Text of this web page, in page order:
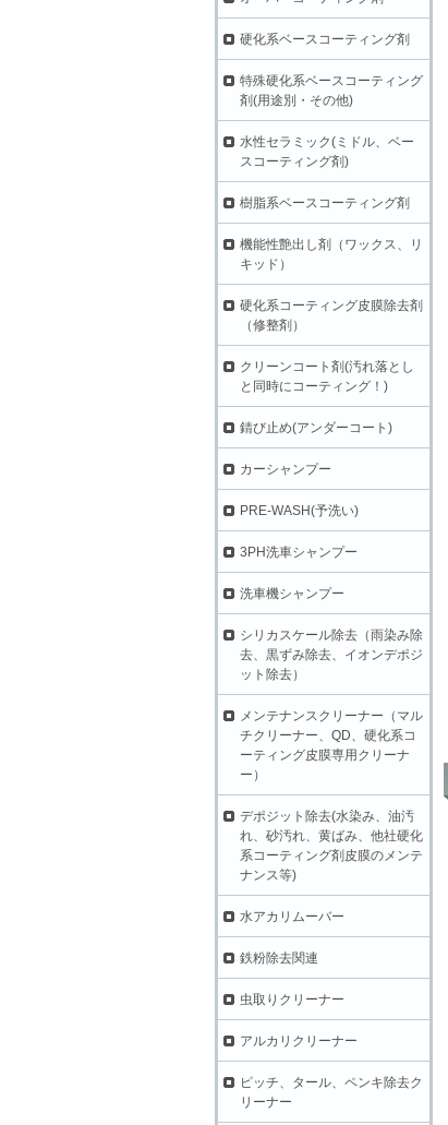
硬化系ベースコーティング剤
特殊硬化系ベースコーティング
剤(用途別・その他)
水性セラミック(ミドル、ベー
スコーティング剤)
樹脂系ベースコーティング剤
機能性艶出し剤（ワックス、リ
キッド）
硬化系コーティング皮膜除去剤
（修整剤）
クリーンコート剤(汚れ落とし
と同時にコーティング！)
錆び止め(アンダーコート)
カーシャンプー
PRE-WASH(予洗い)
3PH洗車シャンプー
洗車機シャンプー
シリカスケール除去（雨染み除
去、黒ずみ除去、イオンデポジ
ット除去）
メンテナンスクリーナー（マル
チクリーナー、QD、硬化系コ
ーティング皮膜専用クリーナ
ー）
デポジット除去(水染み、油汚
れ、砂汚れ、黄ばみ、他社硬化
系コーティング剤皮膜のメンテ
ナンス等)
水アカリムーバー
鉄粉除去関連
虫取りクリーナー
アルカリクリーナー
ピッチ、タール、ペンキ除去ク
リーナー